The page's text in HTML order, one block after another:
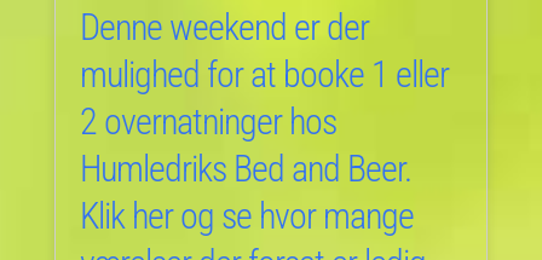
Denne weekend er der
mulighed for at booke 1 eller
2 overnatninger hos
Humledriks Bed and Beer.
Klik her og se hvor mange